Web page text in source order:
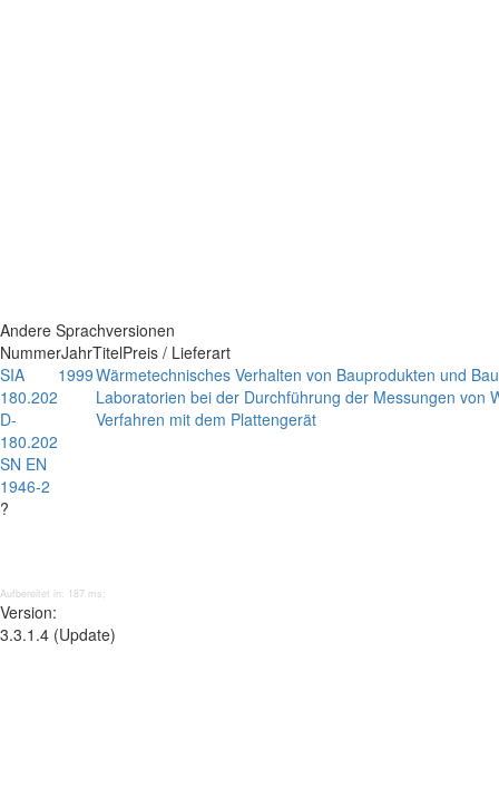
Andere Sprachversionen
NummerJahrTitelPreis / Lieferart
SIA
180.202
D-
180.202
SN EN
1946-2
?
1999Wärmetechnisches Verhalten von Bauprodukten und
Laboratorien bei der Durchführung der Messungen von
Verfahren mit dem Plattengerät
Aufbereitet in: 187 ms;
Version:
3.3.1.4 (Update)